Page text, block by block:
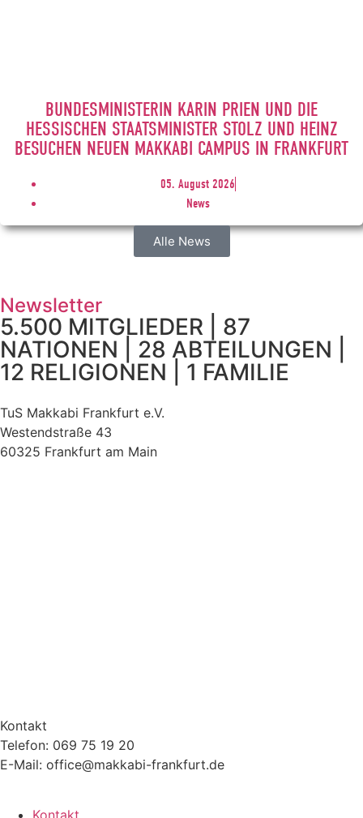
BUNDESMINISTERIN KARIN PRIEN UND DIE
HESSISCHEN STAATSMINISTER STOLZ UND HEINZ
BESUCHEN NEUEN MAKKABI CAMPUS IN FRANKFURT
05. August 2026
News
Alle News
Newsletter
5.500 MITGLIEDER | 87
NATIONEN | 28 ABTEILUNGEN |
12 RELIGIONEN | 1 FAMILIE
TuS Makkabi Frankfurt e.V.
Westendstraße 43
60325 Frankfurt am Main
Kontakt
Telefon: 069 75 19 20
E-Mail: office@makkabi-frankfurt.de